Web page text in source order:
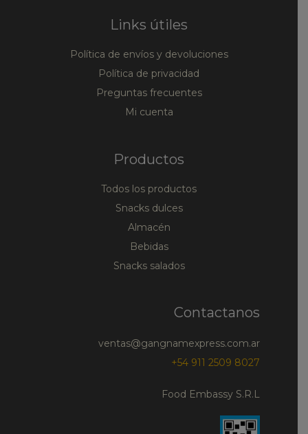
Links útiles
Política de envíos y devoluciones
Política de privacidad
Preguntas frecuentes
Mi cuenta
Productos
Todos los productos
Snacks dulces
Almacén
Bebidas
Snacks salados
Contactanos
ventas@gangnamexpress.com.ar
+54 911 2509 8027
Food Embassy S.R.L